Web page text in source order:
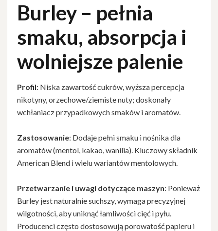
Burley – pełnia
smaku, absorpcja i
wolniejsze palenie
Profil: Niska zawartość cukrów, wyższa percepcja
nikotyny, orzechowe/ziemiste nuty; doskonały
wchłaniacz przypadkowych smaków i aromatów.
Zastosowanie: Dodaje pełni smaku i nośnika dla
aromatów (mentol, kakao, wanilia). Kluczowy składnik
American Blend i wielu wariantów mentolowych.
Przetwarzanie i uwagi dotyczące maszyn: Ponieważ
Burley jest naturalnie suchszy, wymaga precyzyjnej
wilgotności, aby uniknąć łamliwości cięć i pyłu.
Producenci często dostosowują porowatość papieru i